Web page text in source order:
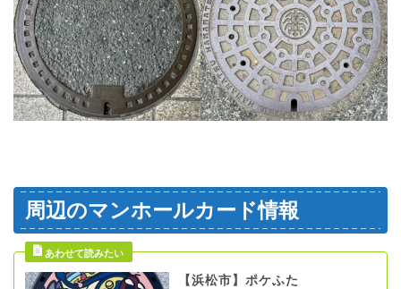
周辺のマンホールカード情報
【浜松市】ポケふた